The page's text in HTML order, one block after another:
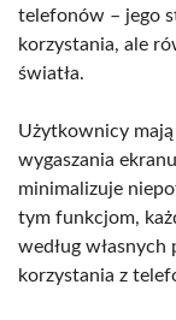
telefonów – jego
korzystania, ale
światła.
Użytkownicy
wygaszania
minimalizuje
tym funkcjom,
według
korzystania z